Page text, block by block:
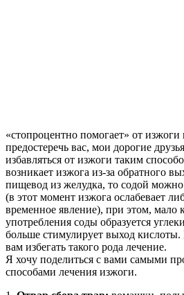
«стопроцентно помогает» от
предостеречь вас, мои дорогие
избавляться от изжоги таким
возникает изжога из-за обратного
пищевод из желудка, то содой можно
(в этот момент изжога ослабевает
временное явление), при этом, мало
употребления соды образуется
больше стимулирует выход
вам избегать такого рода лечение.
Я хочу поделиться с вами самыми
способами лечения изжоги.